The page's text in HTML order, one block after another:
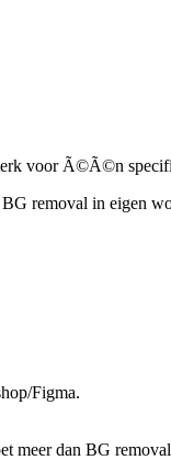
voor Ã©Ã©n
removal in eigen
Figma.
meer dan BG